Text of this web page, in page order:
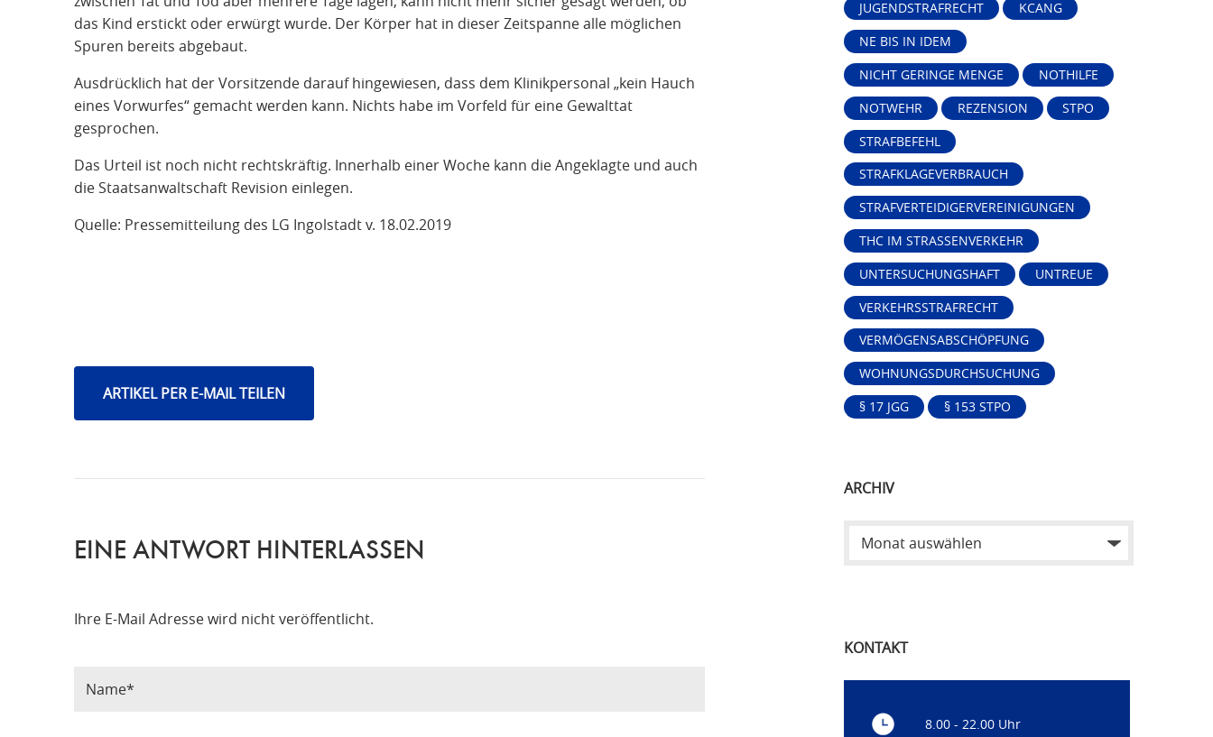
das Kind erstickt oder erwürgt wurde. Der Körper hat in dieser Zeitspanne alle möglichen
Spuren bereits abgebaut.
Ausdrücklich hat der Vorsitzende darauf hingewiesen, dass dem Klinikpersonal „kein Hauch
eines Vorwurfes“ gemacht werden kann. Nichts habe im Vorfeld für eine Gewalttat
gesprochen.
Das Urteil ist noch nicht rechtskräftig. Innerhalb einer Woche kann die Angeklagte und auch
die Staatsanwaltschaft Revision einlegen.
Quelle: Pressemitteilung des LG Ingolstadt v. 18.02.2019
ARTIKEL PER E-MAIL TEILEN
EINE ANTWORT HINTERLASSEN
Ihre E-Mail Adresse wird nicht veröffentlicht.
JUGENDSTRAFRECHT
KCANG
NE BIS IN IDEM
NICHT GERINGE MENGE
NOTHILFE
NOTWEHR
REZENSION
STPO
STRAFBEFEHL
STRAFKLAGEVERBRAUCH
STRAFVERTEIDIGERVEREINIGUNGEN
THC IM STRASSENVERKEHR
UNTERSUCHUNGSHAFT
UNTREUE
VERKEHRSSTRAFRECHT
VERMÖGENSABSCHÖPFUNG
WOHNUNGSDURCHSUCHUNG
§ 17 JGG
§ 153 STPO
ARCHIV
KONTAKT
8.00 - 22.00 Uhr